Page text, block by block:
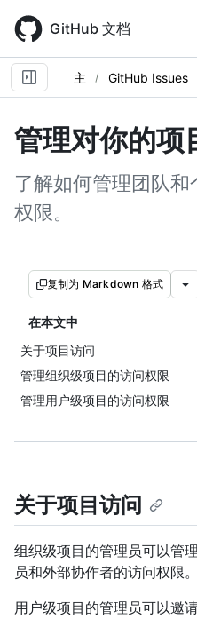
main
content
GitHub 文档
主 GitHub Issues
管理对你的项
了解如何管理团队
权限。
复制为 Markdown 格式
在本文中
关于项目访问
管理组织级项目的访问权限
管理用户级项目的访问权限
关于项目访问
组织级项目的管理员可以管
员和外部协作者的访问权限。
用户级项目的管理员可以邀